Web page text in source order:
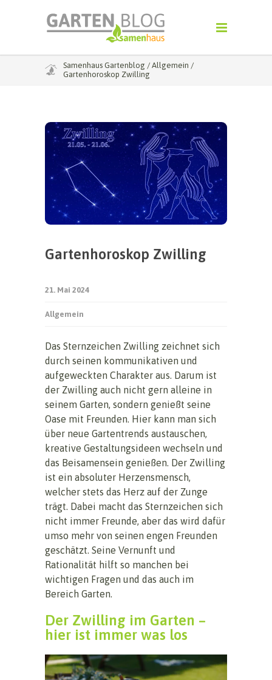
Samenhaus Gartenblog / Allgemein /
Gartenhoroskop Zwilling
Gartenhoroskop Zwilling
21. Mai 2024
Allgemein
Das Sternzeichen Zwilling zeichnet sich
durch seinen kommunikativen und
aufgeweckten Charakter aus. Darum ist
der Zwilling auch nicht gern alleine in
seinem Garten, sondern genießt seine
Oase mit Freunden. Hier kann man sich
über neue Gartentrends austauschen,
kreative Gestaltungsideen wechseln und
das Beisamensein genießen. Der Zwilling
ist ein absoluter Herzensmensch,
welcher stets das Herz auf der Zunge
trägt. Dabei macht das Sternzeichen sich
nicht immer Freunde, aber das wird dafür
umso mehr von seinen engen Freunden
geschätzt. Seine Vernunft und
Rationalität hilft so manchen bei
wichtigen Fragen und das auch im
Bereich Garten.
Der Zwilling im Garten –
hier ist immer was los